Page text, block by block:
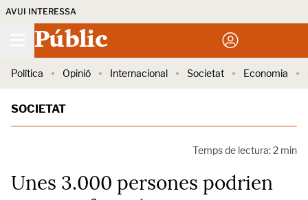
AVUI INTERESSA
Públic
Política Opinió Internacional Societat Economia
SOCIETAT
Temps de lectura: 2 min
Unes 3.000 persones podrien